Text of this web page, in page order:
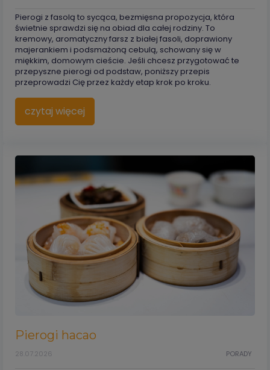
Pierogi z fasolą to sycąca, bezmięsna propozycja, która
świetnie sprawdzi się na obiad dla całej rodziny. To
kremowy, aromatyczny farsz z białej fasoli, doprawiony
majerankiem i podsmażoną cebulą, schowany się w
miękkim, domowym cieście. Jeśli chcesz przygotować te
przepyszne pierogi od podstaw, poniższy przepis
przeprowadzi Cię przez każdy etap krok po kroku.
czytaj więcej
Pierogi hacao
PORADY
28.07.2026